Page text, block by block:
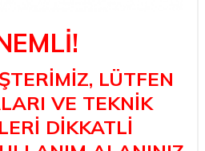
LÜTFEN
VE TEKNİK
DİKKATLİ